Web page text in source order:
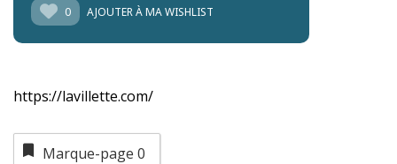
0
AJOUTER À MA WISHLIST
https://lavillette.com/
Marque-page 0